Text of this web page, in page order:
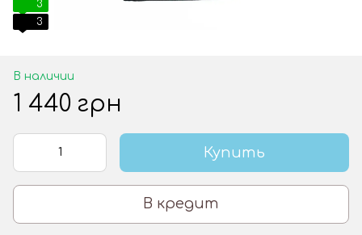
3
3
В наличии
1 440 грн
Купить
В кредит